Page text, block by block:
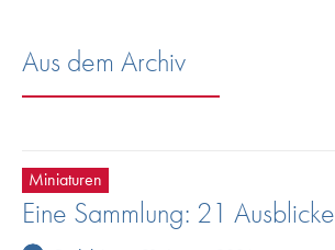
Aus dem Archiv
Miniaturen
Eine Sammlung: 21 Ausblicke